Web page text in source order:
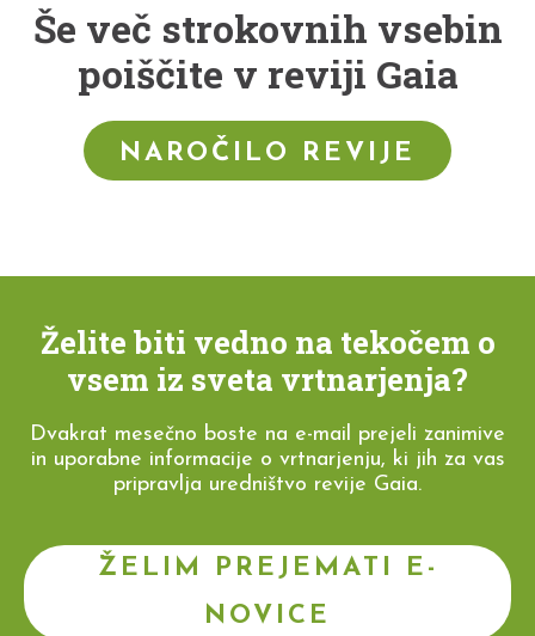
Še več strokovnih vsebin
poiščite v reviji Gaia
NAROČILO REVIJE
Želite biti vedno na tekočem o
vsem iz sveta vrtnarjenja?
Dvakrat mesečno boste na e-mail prejeli zanimive
in uporabne informacije o vrtnarjenju, ki jih za vas
pripravlja uredništvo revije Gaia.
ŽELIM PREJEMATI E-
NOVICE